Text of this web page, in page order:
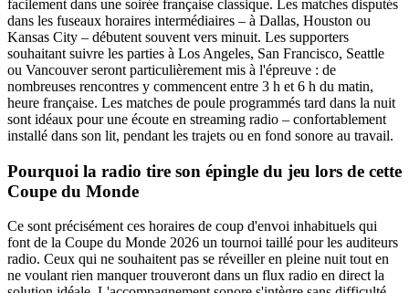
facilement dans une soirée française classique. Les matches disputés
dans les fuseaux horaires intermédiaires – à Dallas, Houston ou
Kansas City – débutent souvent vers minuit. Les supporters
souhaitant suivre les parties à Los Angeles, San Francisco, Seattle
ou Vancouver seront particulièrement mis à l'épreuve : de
nombreuses rencontres y commencent entre 3 h et 6 h du matin,
heure française. Les matches de poule programmés tard dans la nuit
sont idéaux pour une écoute en streaming radio – confortablement
installé dans son lit, pendant les trajets ou en fond sonore au travail.
Pourquoi la radio tire son épingle du jeu lors de cette
Coupe du Monde
Ce sont précisément ces horaires de coup d'envoi inhabituels qui
font de la Coupe du Monde 2026 un tournoi taillé pour les auditeurs
radio. Ceux qui ne souhaitent pas se réveiller en pleine nuit tout en
ne voulant rien manquer trouveront dans un flux radio en direct la